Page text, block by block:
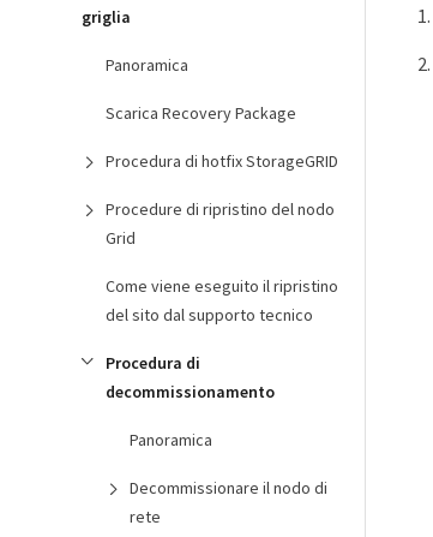
griglia
Panoramica
Scarica Recovery Package
Procedura di hotfix StorageGRID
Procedure di ripristino del nodo
Grid
Come viene eseguito il ripristino
del sito dal supporto tecnico
Procedura di
decommissionamento
Panoramica
Decommissionare il nodo di
rete